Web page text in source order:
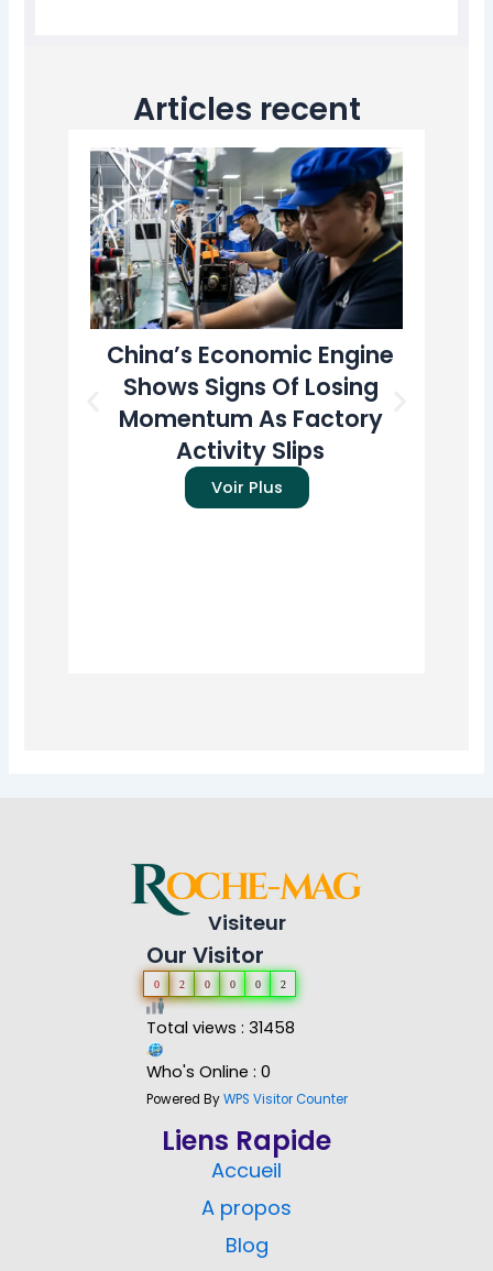
Articles recent
China’s Economic Engine
Shows Signs Of Losing
Momentum As Factory
Activity Slips
Voir Plus
Visiteur
Our Visitor
0 2 0 0 0 2
Total views : 31458
Who's Online : 0
Powered ByWPS Visitor Counter
Liens Rapide
Accueil
A propos
Blog